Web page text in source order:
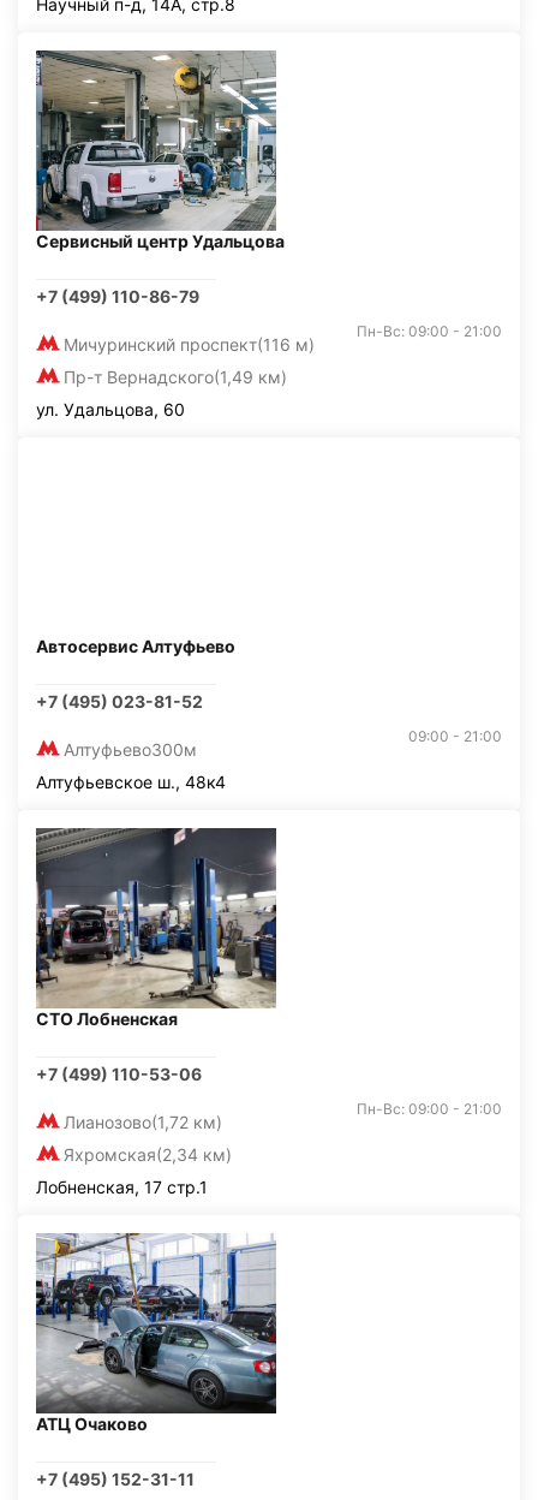
Научный п-д, 14А, стр.8
Сервисный центр Удальцова
+7 (499) 110-86-79
Мичуринский проспект(116 м)
Пр-т Вернадского(1,49 км)
Пн-Вс: 09:00 - 21:00
ул. Удальцова, 60
Автосервис Алтуфьево
+7 (495) 023-81-52
Алтуфьево300м
09:00 - 21:00
Алтуфьевское ш., 48к4
СТО Лобненская
+7 (499) 110-53-06
Лианозово(1,72 км)
Яхромская(2,34 км)
Пн-Вс: 09:00 - 21:00
Лобненская, 17 стр.1
АТЦ Очаково
+7 (495) 152-31-11